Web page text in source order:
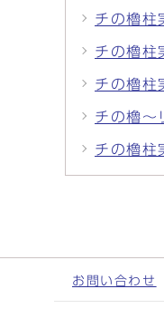
チの櫓柱
チの櫓柱
チの櫓柱
チの櫓〜
チの櫓柱
お問い合わせ